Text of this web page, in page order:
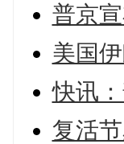
普京
美国
快讯
复活